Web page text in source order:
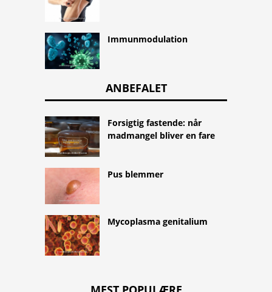
Immunmodulation
ANBEFALET
Forsigtig fastende: når
madmangel bliver en fare
Pus blemmer
Mycoplasma genitalium